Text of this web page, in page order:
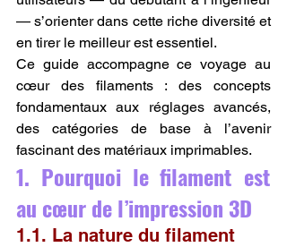
— s’orienter dans cette riche diversité et
en tirer le meilleur est essentiel.
Ce guide accompagne ce voyage au
cœur des filaments : des concepts
fondamentaux aux réglages avancés,
des catégories de base à l’avenir
fascinant des matériaux imprimables.
1. Pourquoi le filament est
au cœur de l’impression 3D
1.1. La nature du filament